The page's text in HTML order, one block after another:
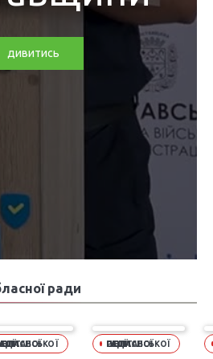
дивитись
ради
ОБЛАСНОЇ РАДИ СЕСІЇ ПОЛТАВСЬКОЇ ОБЛАСНОЇ РАДИ